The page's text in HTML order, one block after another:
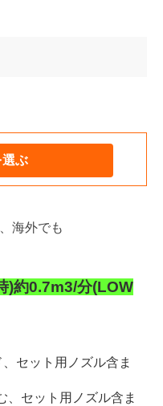
選ぶ
海外でも
)約0.7m3/分(LOW
セット用ノズル含ま
、セット用ノズル含ま